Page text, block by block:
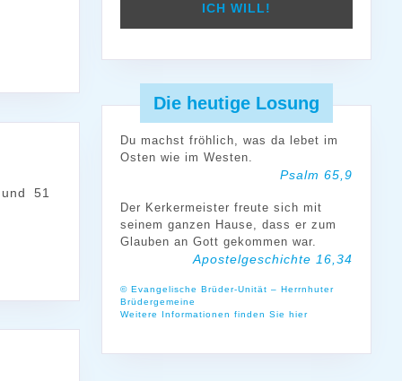
Die heutige Losung
Du machst fröhlich, was da lebet im
Osten wie im Westen.
Psalm 65,9
Der Kerkermeister freute sich mit
seinem ganzen Hause, dass er zum
Glauben an Gott gekommen war.
Apostelgeschichte 16,34
© Evangelische Brüder-Unität – Herrnhuter
Brüdergemeine
Weitere Informationen finden Sie hier